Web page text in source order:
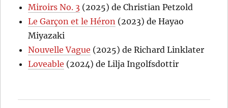
Miroirs No. 3 (2025) de Christian Petzold
Le Garçon et le Héron (2023) de Hayao
Miyazaki
Nouvelle Vague (2025) de Richard Linklater
Loveable (2024) de Lilja Ingolfsdottir